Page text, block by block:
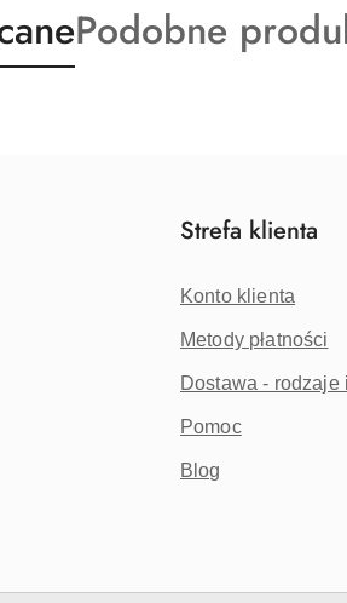
Produkty
o
Podobne
Strefa klienta
Konto klienta
Metody płatności
Dostawa - rodzaje
Pomoc
Blog